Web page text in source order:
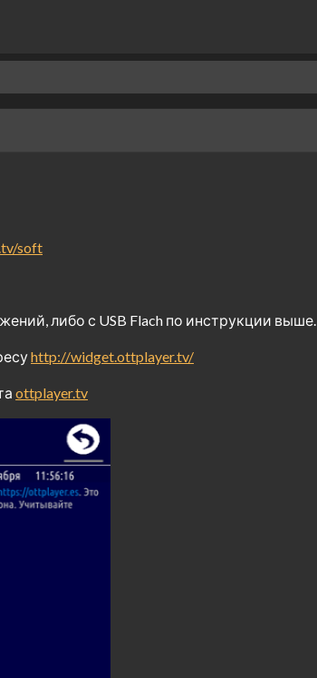
soft
либо с USB Flach по инструкции выше.
http://widget.ottplayer.tv/
ottplayer.tv